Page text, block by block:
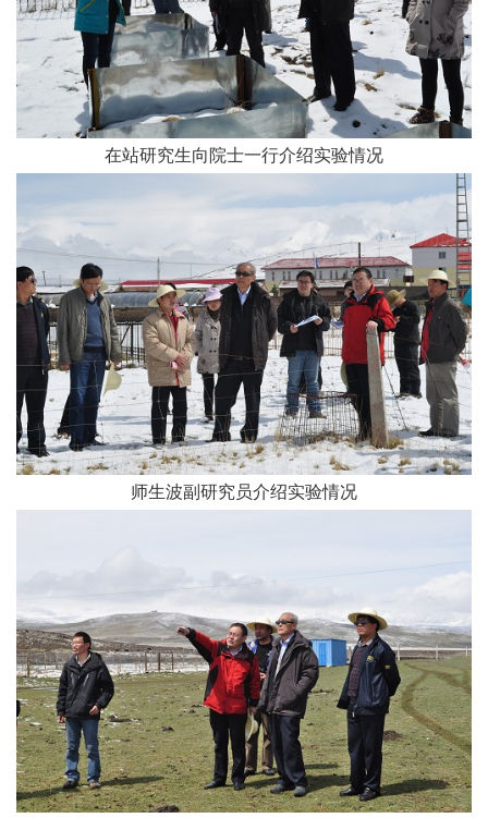
在站研究生向院士一行介绍实验情况
师生波副研究员介绍实验情况